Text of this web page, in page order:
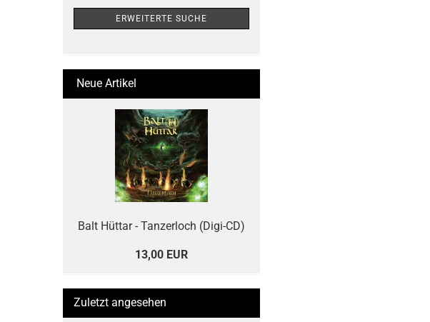
ERWEITERTE SUCHE
Neue Artikel
Balt Hüttar - Tanzerloch (Digi-CD)
13,00 EUR
Zuletzt angesehen